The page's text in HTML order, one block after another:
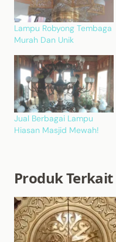
Lampu Robyong Tembaga
Murah Dan Unik
Jual Berbagai Lampu
Hiasan Masjid Mewah!
Produk Terkait